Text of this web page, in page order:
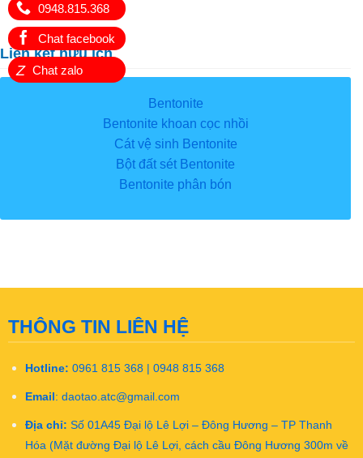
0948.815.368
Chat facebook
Z Chat zalo
Liên kết hữu ích
Bentonite
Bentonite khoan cọc nhồi
Cát vệ sinh Bentonite
Bột đất sét Bentonite
Bentonite phân bón
THÔNG TIN LIÊN HỆ
Hotline: 0961 815 368 | 0948 815 368
Email : daotao.atc@gmail.com
Địa chỉ: Số 01A45 Đại lộ Lê Lợi – Đông Hương – TP Thanh
Hóa (Mặt đường Đại lộ Lê Lợi, cách cầu Đông Hương 300m về